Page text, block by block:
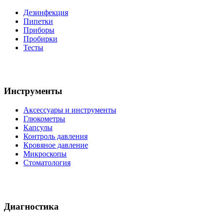
Дезинфекция
Пипетки
Приборы
Пробирки
Тесты
Инструменты
Аксессуары и инструменты
Глюкометры
Капсулы
Контроль давления
Кровяное давление
Микроскопы
Стоматология
Диагностика